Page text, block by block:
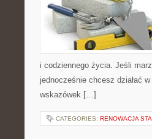
i codziennego życia. Jeśli
jednocześnie chcesz działać
wskazówek […]
CATEGORIES: RENOWACJA